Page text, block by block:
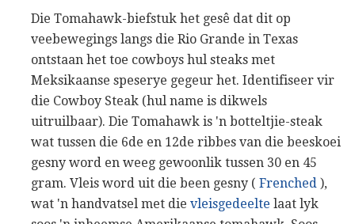
Die Tomahawk-biefstuk het gesê dat dit op
veebewegings langs die Rio Grande in Texas
ontstaan ​​het toe cowboys hul steaks met
Meksikaanse speserye gegeur het. Identifiseer vir
die Cowboy Steak (hul name is dikwels
uitruilbaar). Die Tomahawk is 'n botteltjie-steak
wat tussen die 6de en 12de ribbes van die beeskoei
gesny word en weeg gewoonlik tussen 30 en 45
gram. Vleis word uit die been gesny ( Frenched ),
wat 'n handvatsel met die vleisgedeelte laat lyk